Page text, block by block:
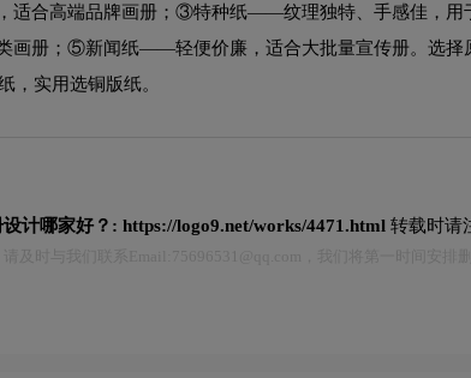
适合高端品牌画册；③特种纸——纹理独特、手感佳，
画册；⑤新闻纸——轻便价廉，适合大批量宣传册。选择
，实用选铜版纸。
计哪家好？: https://logo9.net/works/4471.html 转载时请